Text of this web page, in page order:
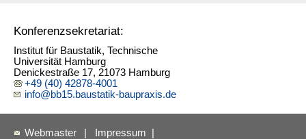
Konferenzsekretariat:
Institut für Baustatik, Technische
Universität Hamburg
Denickestraße 17, 21073 Hamburg
+49 (40) 42878-4001
info@bb15.baustatik-baupraxis.de
Webmaster | Impressum |